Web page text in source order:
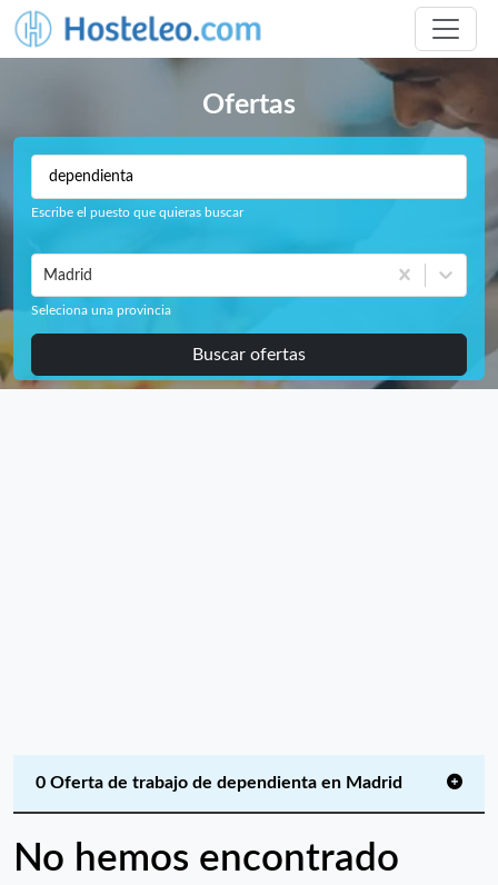
Ofertas
Escribe el puesto que quieras buscar
Madrid
Seleciona una provincia
Buscar ofertas
0 Oferta de trabajo de dependienta en Madrid
No hemos encontrado